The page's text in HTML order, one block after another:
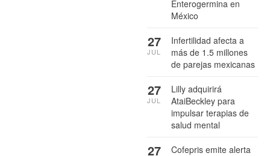
Enterogermina en
México
Infertilidad afecta a
más de 1.5 millones
de parejas mexicanas
27
JUL
Lilly adquirirá
AtaiBeckley para
impulsar terapias de
salud mental
27
JUL
Cofepris emite alerta
27